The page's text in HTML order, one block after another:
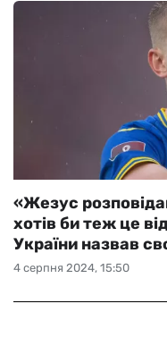
4 серпня 2024, 15:50
«Жезус
хотів би теж це
України назвав